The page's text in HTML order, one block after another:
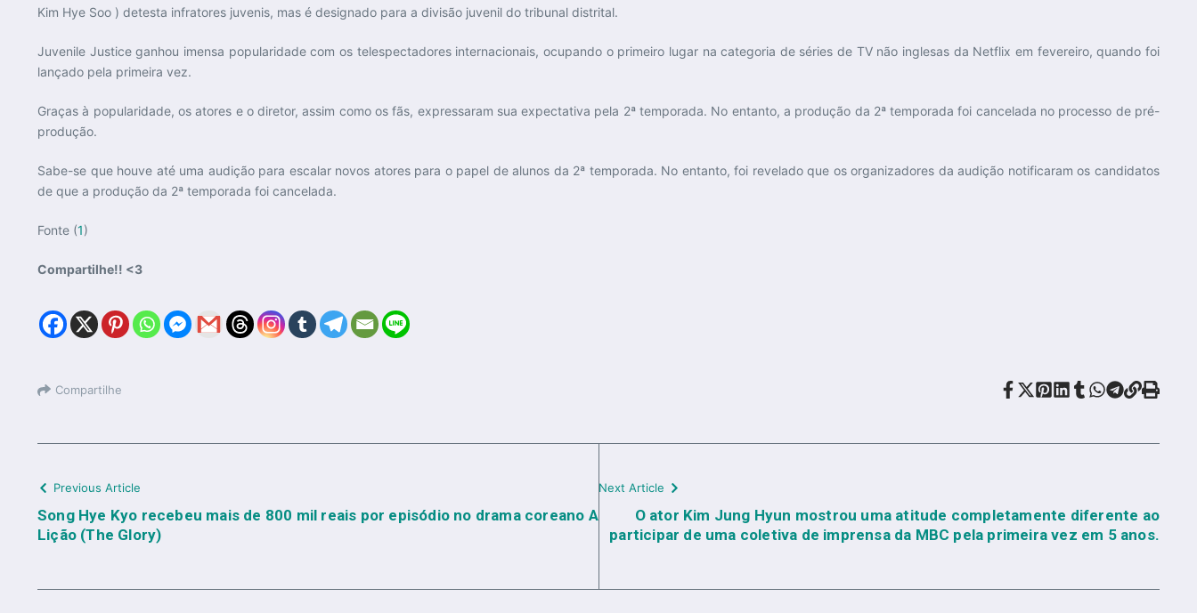
Kim Hye Soo ) detesta infratores juvenis, mas é designado para a divisão juvenil do tribunal distrital.
Juvenile Justice ganhou imensa popularidade com os telespectadores internacionais, ocupando o primeiro lugar na categoria de séries de TV não inglesas da Netflix em fevereiro, quando foi
lançado pela primeira vez.
Graças à popularidade, os atores e o diretor, assim como os fãs, expressaram sua expectativa pela 2ª temporada. No entanto, a produção da 2ª temporada foi cancelada no processo de pré-
produção.
Sabe-se que houve até uma audição para escalar novos atores para o papel de alunos da 2ª temporada. No entanto, foi revelado que os organizadores da audição notificaram os candidatos
de que a produção da 2ª temporada foi cancelada.
Fonte (1)
Compartilhe!! <3
Compartilhe
Previous Article
Song Hye Kyo recebeu mais de 800 mil reais por episódio no drama coreano A
Lição (The Glory)
Next Article
O ator Kim Jung Hyun mostrou uma atitude completamente diferente ao
participar de uma coletiva de imprensa da MBC pela primeira vez em 5 anos.